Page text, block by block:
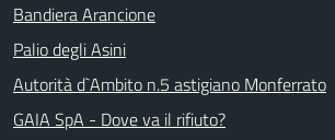
Bandiera Arancione
Palio degli Asini
Autorità d`Ambito n.5 astigiano Monferrato
GAIA SpA - Dove va il rifiuto?